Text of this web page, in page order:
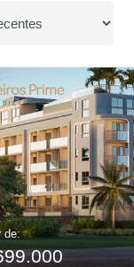
de: